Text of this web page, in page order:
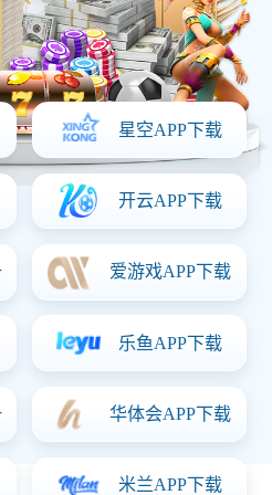
版权所有: NG体育
手机：13581163599
在线客服
微信咨询